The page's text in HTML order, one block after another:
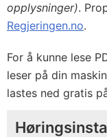
opplysninger).
Regjeringen.no.
For å kunne lese
leser på din
lastes ned gratis